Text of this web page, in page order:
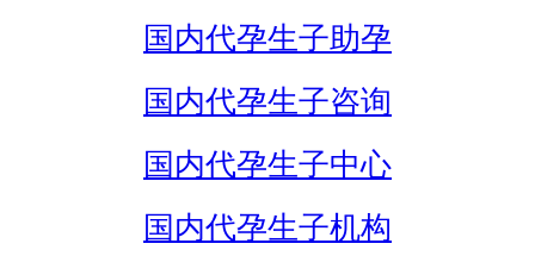
国内代孕生子助孕
国内代孕生子咨询
国内代孕生子中心
国内代孕生子机构